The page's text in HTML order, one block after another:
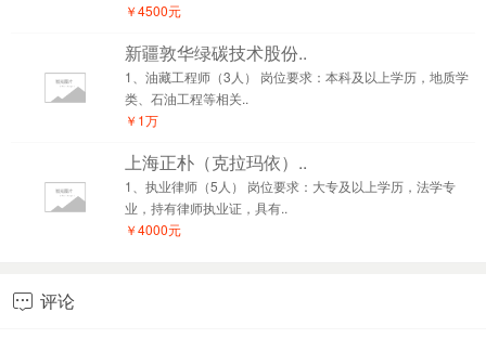
￥4500元
新疆敦华绿碳技术股份..
1、油藏工程师（3人） 岗位要求：本科及以上学历，地质学
类、石油工程等相关..
￥1万
上海正朴（克拉玛依）..
1、执业律师（5人） 岗位要求：大专及以上学历，法学专
业，持有律师执业证，具有..
￥4000元
 评论